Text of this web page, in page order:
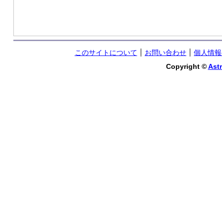
このサイトについて お問い合わせ
個人情
Copyright ©